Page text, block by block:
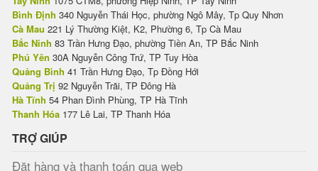
Bình Định 340 Nguyễn Thái Học, phường Ngô Mây, Tp Quy Nhơn
Cà Mau 221 Lý Thường Kiệt, K2, Phường 6, Tp Cà Mau
Bắc Ninh 83 Trần Hưng Đạo, phường Tiền An, TP Bắc Ninh
Phú Yên 30A Nguyễn Công Trứ, TP Tuy Hòa
Quảng Bình 41 Trần Hưng Đạo, Tp Đồng Hới
Quảng Trị 92 Nguyễn Trãi, TP Đông Hà
Hà Tĩnh 54 Phan Đình Phùng, TP Hà Tĩnh
Thanh Hóa 177 Lê Lai, TP Thanh Hóa
TRỢ GIÚP
Đặt hàng và thanh toán qua web